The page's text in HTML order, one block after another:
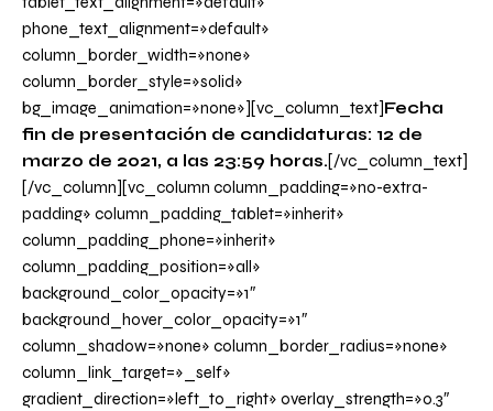
phone_text_alignment=»default»
column_border_width=»none»
column_border_style=»solid»
bg_image_animation=»none»][vc_column_text]Fecha
fin de presentación de candidaturas: 12 de
marzo de 2021, a las 23:59 horas.[/vc_column_text]
[/vc_column][vc_column column_padding=»no-extra-
padding» column_padding_tablet=»inherit»
column_padding_phone=»inherit»
column_padding_position=»all»
background_color_opacity=»1″
background_hover_color_opacity=»1″
column_shadow=»none» column_border_radius=»none»
column_link_target=»_self»
gradient_direction=»left_to_right» overlay_strength=»0.3″